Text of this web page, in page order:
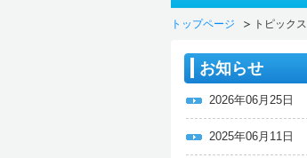
トップページ トピックス
お知らせ
2026年06月25日
2025年06月11日